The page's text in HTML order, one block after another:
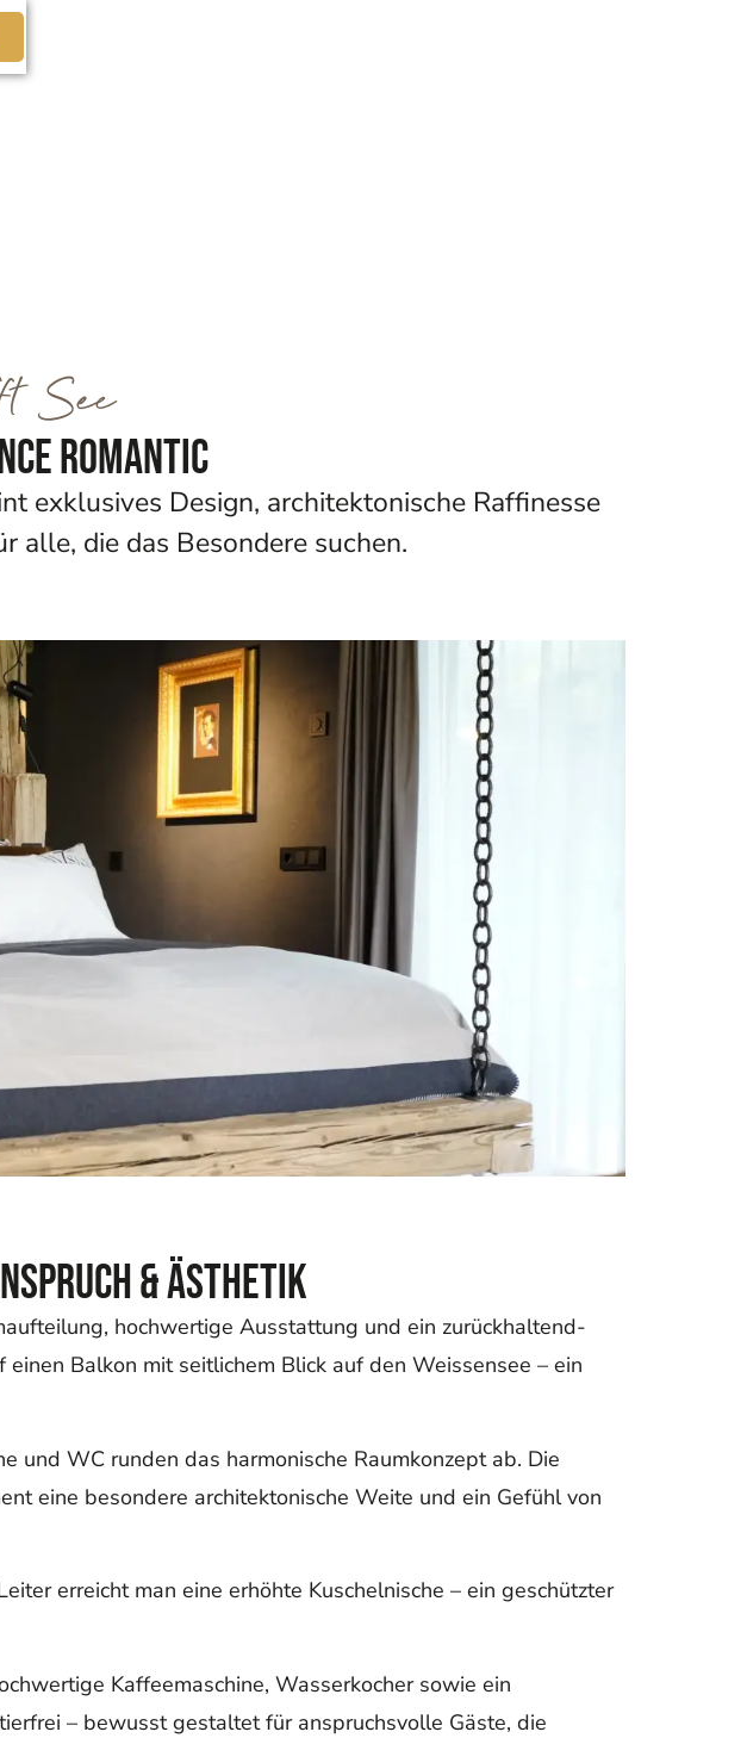
See
Romantic
exklusives Design, architektonische Raffinesse
alle, die das Besondere suchen.
& Ästhetik
hochwertige Ausstattung und ein zurückhaltend-
Balkon mit seitlichem Blick auf den Weissensee – ein
und WC runden das harmonische Raumkonzept ab. Die
eine besondere architektonische Weite und ein Gefühl von
erreicht man eine erhöhte Kuschelnische – ein geschützter
Kaffeemaschine, Wasserkocher sowie ein
– bewusst gestaltet für anspruchsvolle Gäste, die